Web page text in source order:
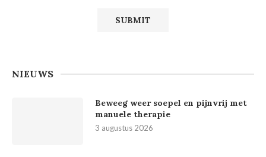
NIEUWS
Beweeg weer soepel en pijnvrij met
manuele therapie
3 augustus 2026